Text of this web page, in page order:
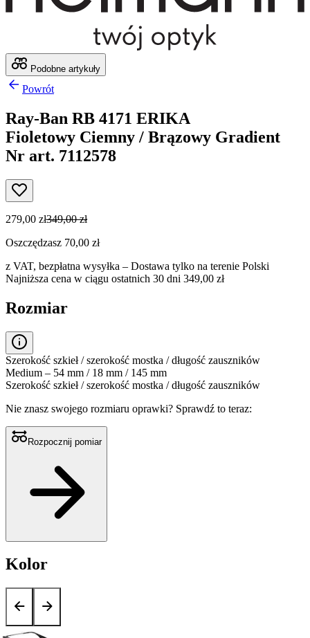
Podobne artykuły
Powrót
Ray-Ban RB 4171 ERIKA
Fioletowy Ciemny / Brązowy Gradient
Nr art. 7112578
279,00 zł349,00 zł
Oszczędzasz 70,00 zł
z VAT, bezpłatna wysyłka – Dostawa tylko na terenie Polski
Najniższa cena w ciągu ostatnich 30 dni 349,00 zł
Rozmiar
Szerokość szkieł / szerokość mostka / długość zauszników
Medium – 54 mm / 18 mm / 145 mm
Szerokość szkieł / szerokość mostka / długość zauszników
Nie znasz swojego rozmiaru oprawki? Sprawdź to teraz:
Rozpocznij pomiar
Kolor